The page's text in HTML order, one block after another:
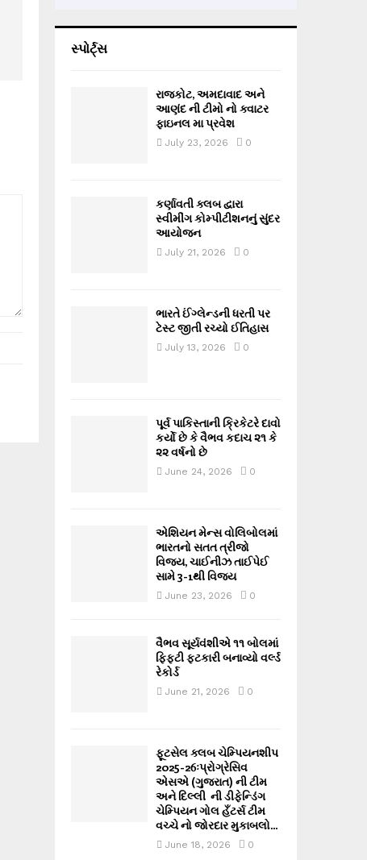
સ્પોર્ટ્સ
રાજકોટ, અમદાવાદ અને
આણંદ ની ટીમો નો ક્વાટર
ફાઇનલ મા પ્રવેશ
July 23, 2026 0
કર્ણાવતી ક્લબ દ્વારા
સ્વીમીંગ કોમ્પીટીશનનું સુંદર
આયોજન
July 21, 2026 0
ભારતે ઈંગ્લેન્ડની ધરતી પર
ટેસ્ટ જીતી રચ્યો ઈતિહાસ
July 13, 2026 0
પૂર્વ પાકિસ્તાની ક્રિકેટરે દાવો
કર્યો છે કે વૈભવ કદાચ ૨૧ કે
૨૨ વર્ષનો છે
June 24, 2026 0
એશિયન મેન્સ વોલિબોલમાં
ભારતનો સતત ત્રીજો
વિજય, ચાઈનીઝ તાઈપેઈ
સામે 3-1થી વિજય
June 23, 2026 0
વૈભવ સૂર્યવંશીએ ૧૧ બોલમાં
ફિફ્ટી ફટકારી બનાવ્યો વર્લ્ડ
રેકોર્ડ
June 21, 2026 0
ફૂટસેલ ક્લબ ચેમ્પિયનશીપ
2025-26ઃપ્રોગ્રેસિવ
એસએ (ગુજરાત) ની ટીમ
અને દિલ્લી ની ડીફેન્ડિંગ
ચેમ્પિયન ગોલ હઁટર્સ ટીમ
વચ્ચે નો જોરદાર મુકાબલો...
June 18, 2026 0